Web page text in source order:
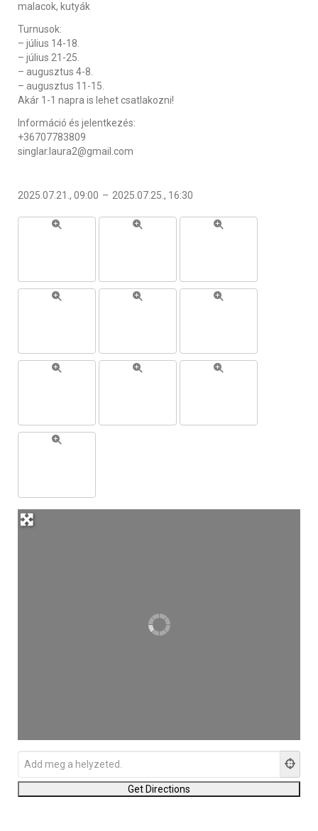
malacok, kutyák
Turnusok:
– július 14-18.
– július 21-25.
– augusztus 4-8.
– augusztus 11-15.
Akár 1-1 napra is lehet csatlakozni!
Információ és jelentkezés:
+36707783809
singlar.laura2@gmail.com
2025.07.21., 09:00 – 2025.07.25., 16:30